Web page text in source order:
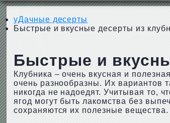
уДачные десерты
Быстрые и вкусные десерты из
Быстрые и
Клубника – очень вкусная и
очень разнообразны. Их вариантов
никогда не надоедят. Учитывая то,
ягод могут быть лакомства без
сохраняются их полезные вещества.